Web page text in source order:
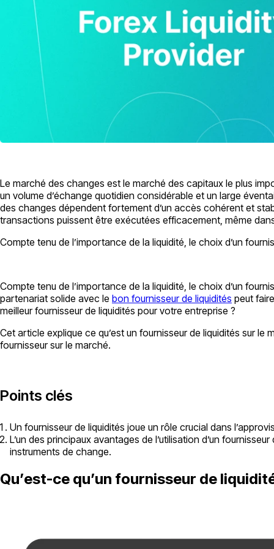
Le marché des changes est le marché des capitaux le plus
un volume d’échange quotidien considérable et un large
des changes dépendent fortement d’un accès cohérent et
transactions puissent être exécutées efficacement, même
Compte tenu de l’importance de la liquidité, le choix d’un
Compte tenu de l’importance de la liquidité, le choix d’un
partenariat solide avec le bon fournisseur de liquidités peut
meilleur fournisseur de liquidités pour votre entreprise ?
Cet article explique ce qu’est un fournisseur de liquidités sur
fournisseur sur le marché.
Points clés
Un fournisseur de liquidités joue un rôle crucial dans
L’un des principaux avantages de l’utilisation d’un
instruments de change.
Qu’est-ce qu’un fournisseur de